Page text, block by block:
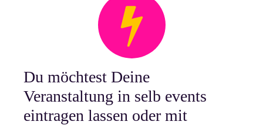
Du möchtest Deine
Veranstaltung in selb events
eintragen lassen oder mit